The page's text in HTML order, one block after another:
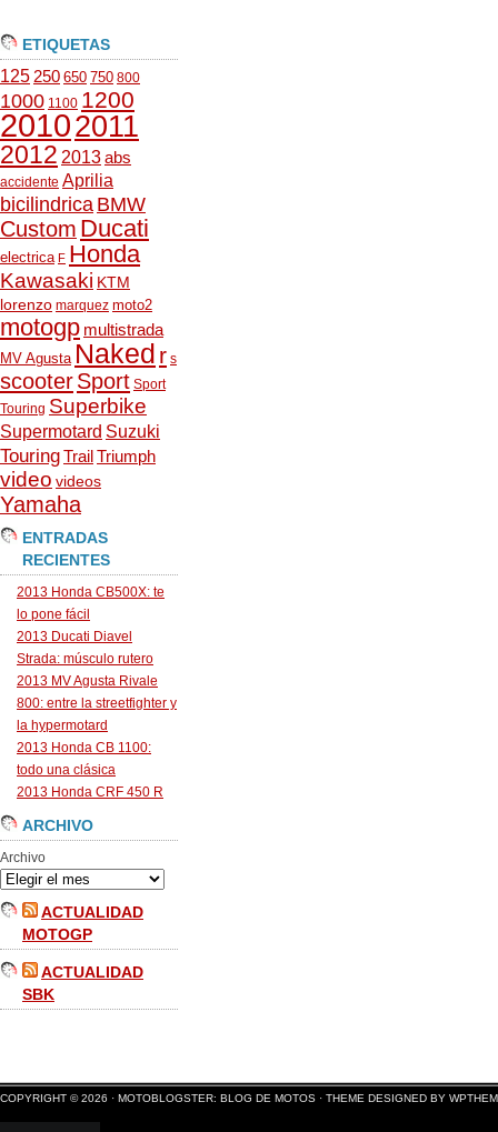
ETIQUETAS
125 250 650 750 800
1000 1100 1200
20102011
2012 2013abs
accidente Aprilia
bicilindrica BMW
Custom Ducati
electrica F Honda
Kawasaki KTM
lorenzo marquez moto2
motogp multistrada
MV Agusta Naked r s
scooterSport Sport
Touring Superbike
Supermotard Suzuki
TouringTrailTriumph
video videos
Yamaha
ENTRADAS
RECIENTES
2013 Honda CB500X: te
lo pone fácil
2013 Ducati Diavel
Strada: músculo rutero
2013 MV Agusta Rivale
800: entre la streetfighter y
la hypermotard
2013 Honda CB 1100:
todo una clásica
2013 Honda CRF 450 R
ARCHIVO
Archivo
ACTUALIDAD
MOTOGP
ACTUALIDAD
SBK
COPYRIGHT © 2026 · MOTOBLOGSTER: BLOG DE MOTOS · THEME DESIGNED BY